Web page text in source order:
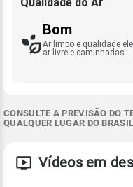
Bom
Ar limpo e qualidade
ar livre e caminhadas.
CONSULTE A PREVISÃO DO
QUALQUER LUGAR DO BRASIL
Vídeos em